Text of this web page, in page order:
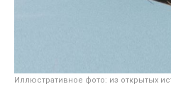
Иллюстративное фото: из открытых